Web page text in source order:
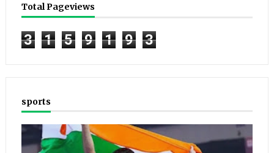
Total Pageviews
3 1 5 9 1 9 3
sports